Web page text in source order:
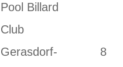
Pool Billard
Club
Gerasdorf-
8